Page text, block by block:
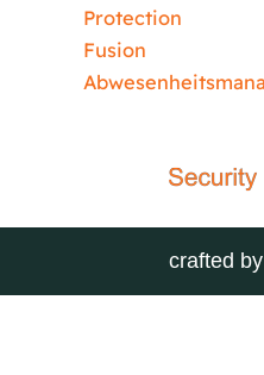
Protection
Fusion
crafted